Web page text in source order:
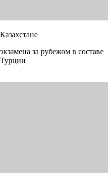
за рубежом в составе